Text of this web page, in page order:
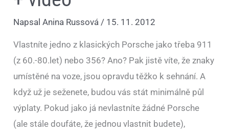
NapsalAnina Russová / 15. 11. 2012
Vlastníte jedno z klasických Porsche jako třeba 911
(z 60.-80.let) nebo 356? Ano? Pak jistě víte, že znaky
umístěné na voze, jsou opravdu těžko k sehnání. A
když už je seženete, budou vás stát minimálně půl
výplaty. Pokud jako já nevlastníte žádné Porsche
(ale stále doufáte, že jednou vlastnit budete),